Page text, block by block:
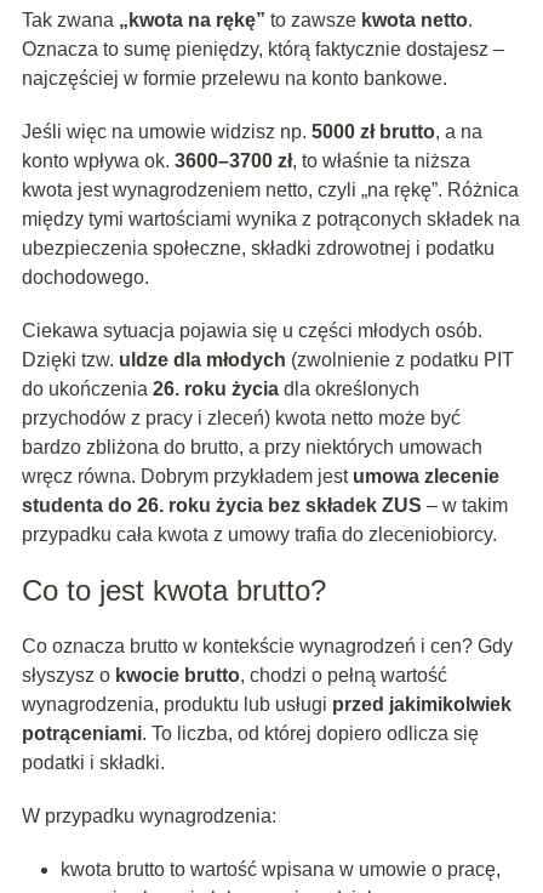
Tak zwana „kwota na rękę” to zawsze kwota netto.
Oznacza to sumę pieniędzy, którą faktycznie dostajesz –
najczęściej w formie przelewu na konto bankowe.
Jeśli więc na umowie widzisz np. 5000 zł brutto, a na
konto wpływa ok. 3600–3700 zł, to właśnie ta niższa
kwota jest wynagrodzeniem netto, czyli „na rękę”. Różnica
między tymi wartościami wynika z potrąconych składek na
ubezpieczenia społeczne, składki zdrowotnej i podatku
dochodowego.
Ciekawa sytuacja pojawia się u części młodych osób.
Dzięki tzw. uldze dla młodych (zwolnienie z podatku PIT
do ukończenia 26. roku życiadla określonych
przychodów z pracy i zleceń) kwota netto może być
bardzo zbliżona do brutto, a przy niektórych umowach
wręcz równa. Dobrym przykładem jest umowa zlecenie
studenta do 26. roku życia bez składek ZUS – w takim
przypadku cała kwota z umowy trafia do zleceniobiorcy.
Co to jest kwota brutto?
Co oznacza brutto w kontekście wynagrodzeń i cen? Gdy
słyszysz o kwocie brutto, chodzi o pełną wartość
wynagrodzenia, produktu lub usługi przed jakimikolwiek
potrąceniami. To liczba, od której dopiero odlicza się
podatki i składki.
W przypadku wynagrodzenia:
kwota brutto to wartość wpisana w umowie o pracę,